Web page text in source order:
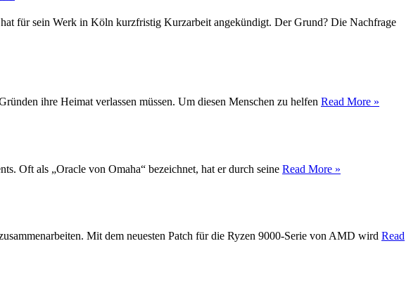
für sein Werk in Köln kurzfristig Kurzarbeit angekündigt. Der Grund? Die Nachfrage
ihre Heimat verlassen müssen. Um diesen Menschen zu helfen Read More »
Oft als „Oracle von Omaha“ bezeichnet, hat er durch seine Read More »
Mit dem neuesten Patch für die Ryzen 9000-Serie von AMD wird Read